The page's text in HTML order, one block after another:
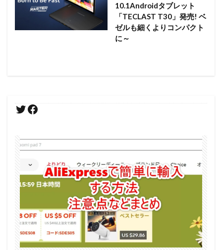
10.1Androidタブレット
「TECLAST T30」発売! ベ
ゼルも細くよりコンパクト
に～